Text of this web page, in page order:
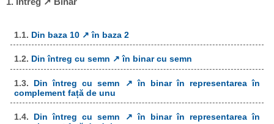
1.1. Din baza 10 ↗ în baza 2
1.2. Din întreg cu semn ↗ în binar cu semn
1.3. Din întreg cu semn ↗ în binar în representarea în
complement față de unu
1.4. Din întreg cu semn ↗ în binar în representarea în